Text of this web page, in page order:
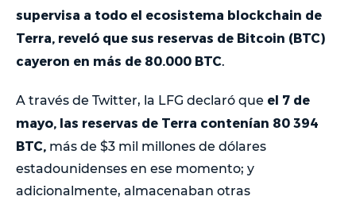
supervisa a todo el ecosistema blockchain de
Terra, reveló que sus reservas de Bitcoin (BTC)
cayeron en más de 80.000 BTC.
A través de Twitter, la LFG declaró que el 7 de
mayo, las reservas de Terra contenían 80 394
BTC, más de $3 mil millones de dólares
estadounidenses en ese momento; y
adicionalmente, almacenaban otras